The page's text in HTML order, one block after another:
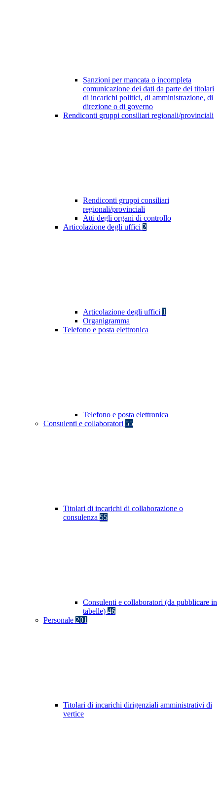
Sanzioni per mancata o incompleta
comunicazione dei dati da parte dei titolari
di incarichi politici, di amministrazione, di
direzione o di governo
Rendiconti gruppi consiliari regionali/provinciali
Rendiconti gruppi consiliari
regionali/provinciali
Atti degli organi di controllo
Articolazione degli uffici 2
Articolazione degli uffici 1
Organigramma
Telefono e posta elettronica
Telefono e posta elettronica
Consulenti e collaboratori 55
Titolari di incarichi di collaborazione o
consulenza 55
Consulenti e collaboratori (da pubblicare in
tabelle) 46
Personale 201
Titolari di incarichi dirigenziali amministrativi di
vertice